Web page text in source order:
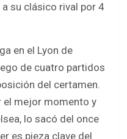
su clásico rival por 4
en el Lyon de
de cuatro partidos
del certamen.
el mejor momento y
lo sacó del once
es pieza clave del